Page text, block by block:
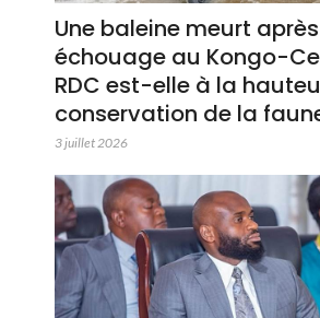
Une baleine meurt
échouage au Kongo-
RDC est-elle à la
conservation de la
3 juillet 2026